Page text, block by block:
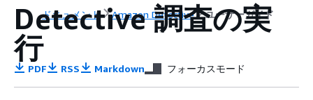
ドキュメント Amazon Detective ユーザーガイド
Detective 調査の実
行
PDF RSS Markdown フォーカスモード